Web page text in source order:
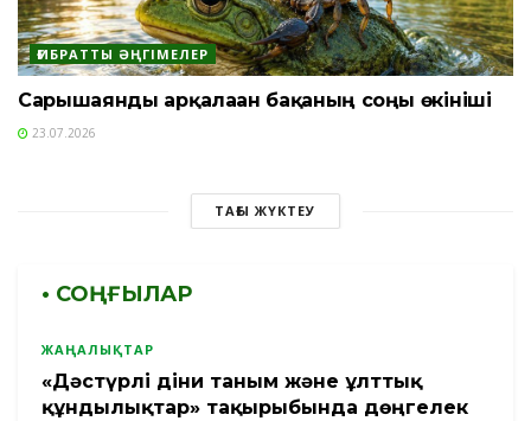
ҒИБРАТТЫ ӘҢГІМЕЛЕР
Сарышаянды арқалаған бақаның соңғы өкініші
23.07.2026
ТАҒЫ ЖҮКТЕУ
• СОҢҒЫЛАР
ЖАҢАЛЫҚТАР
«Дәстүрлі діни таным және ұлттық
құндылықтар» тақырыбында дөңгелек